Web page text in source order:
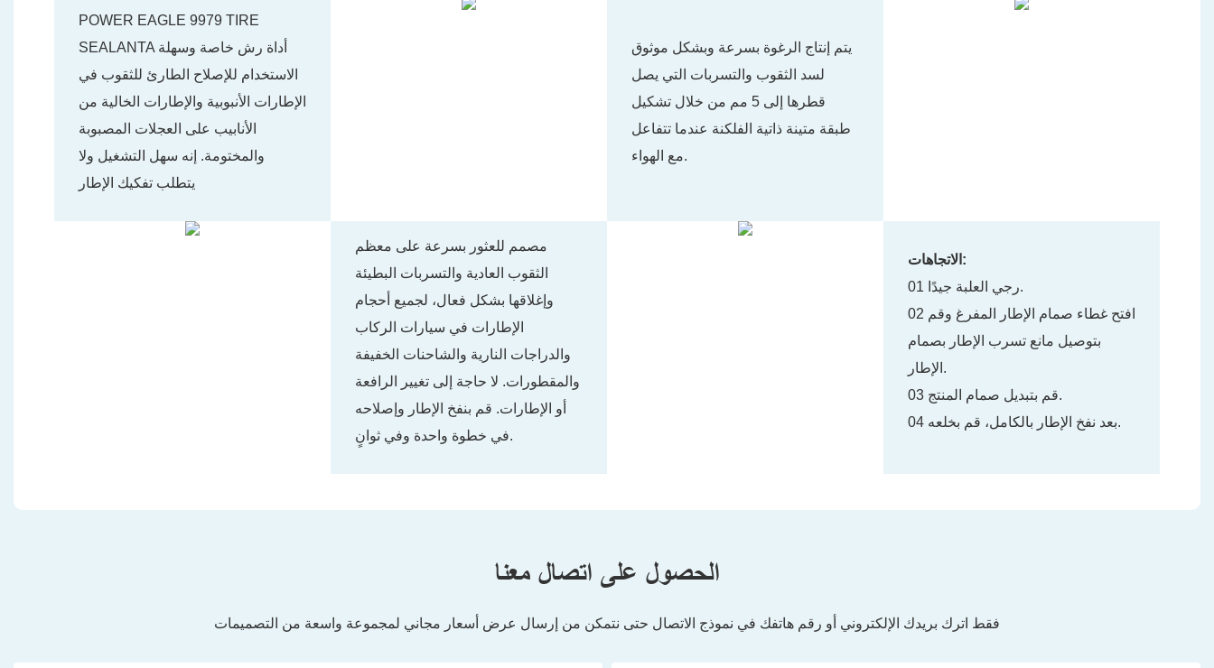
POWER EAGLE 9979 TIRE
SEALANTA أداة رش خاصة وسهلة
الاستخدام للإصلاح الطارئ للثقوب في
الإطارات الأنبوبية والإطارات الخالية من
الأنابيب على العجلات المصبوبة
والمختومة. إنه سهل التشغيل ولا
يتم إنتاج الرغوة بسرعة وبشكل موثوق
لسد الثقوب والتسربات التي يصل
قطرها إلى 5 مم من خلال تشكيل
طبقة متينة ذاتية الفلكنة عندما تتفاعل
مع الهواء.
مصمم للعثور بسرعة على معظم
الثقوب العادية والتسربات البطيئة
وإغلاقها بشكل فعال، لجميع أحجام
الإطارات في سيارات الركاب
والدراجات النارية والشاحنات الخفيفة
والمقطورات. لا حاجة إلى تغيير الرافعة
أو الإطارات. قم بنفخ الإطار وإصلاحه
في خطوة واحدة وفي ثوانٍ.
الاتجاهات:
01 رجي العلبة جيدًا.
02 افتح غطاء صمام الإطار المفرغ وقم
بتوصيل مانع تسرب الإطار بصمام
الإطار.
03 قم بتبديل صمام المنتج.
04 بعد نفخ الإطار بالكامل، قم بخلعه.
الحصول على اتصال معنا
فقط اترك بريدك الإلكتروني أو رقم هاتفك في نموذج الاتصال حتى نتمكن من إرسال عرض أسعار مجاني لمجموعة واسعة من التصميمات